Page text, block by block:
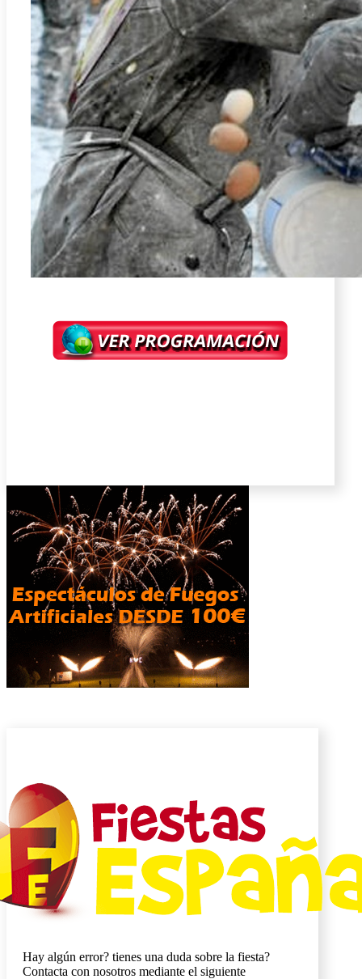
Hay algún error? tienes una duda sobre la fiesta?
Contacta con nosotros mediante el siguiente